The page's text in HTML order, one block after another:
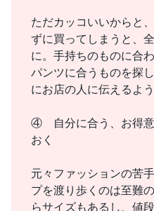
ただカッコいいからと
ずに買ってしまうと、
に。手持ちのものに合
パンツに合うものを探
にお店の人に伝えるよ
④ 自分に合う、お得意
おく
元々ファッションの苦
プを渡り歩くのは至難
らサイズもあるし、値